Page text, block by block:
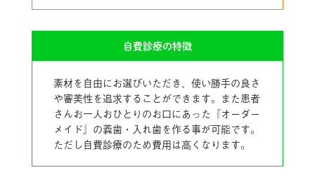
自費診療の特徴
素材を自由にお選びいただき、使い勝手の良さ
や審美性を追求することができます。また患者
さんお一人おひとりのお口にあった『オーダー
メイド』の義歯・入れ歯を作る事が可能です。
ただし自費診療のため費用は高くなります。